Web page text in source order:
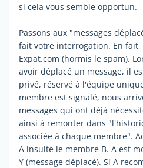
si cela vous semble opportun.
Passons aux "messages
fait votre interrogation. En
Expat.com (hormis le spam).
avoir déplacé un message, il
privé, réservé à l'équipe
membre est signalé, nous
messages qui ont déjà
ainsi à remonter dans
associée à chaque membre".
A insulte le membre B. A est
Y (message déplacé). Si A